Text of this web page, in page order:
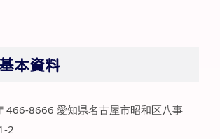
本資料
466-8666 愛知県名古屋市昭和区八事
2